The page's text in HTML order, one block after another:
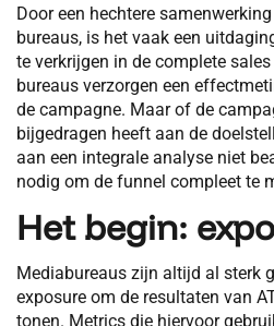
Door een hechtere
bureaus, is het vaak een
te verkrijgen in de complete
bureaus verzorgen een
de campagne. Maar of de
bijgedragen heeft aan de
aan een integrale analyse niet
nodig om de funnel compleet te
Het begin:
Mediabureaus zijn altijd al sterk
exposure om de resultaten van
tonen. Metrics die hiervoor